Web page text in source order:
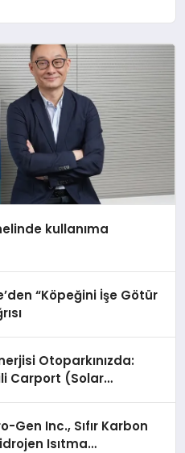
kullanıma
“Köpeğini İşe Götür
Otoparkınızda:
Carport (Solar
Gen Inc., Sıfır Karbon
Isıtma